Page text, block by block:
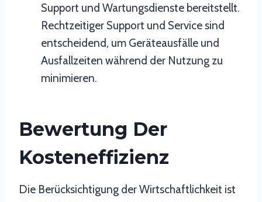
Support und Wartungsdienste bereitstellt.
Rechtzeitiger Support und Service sind
entscheidend, um Geräteausfälle und
Ausfallzeiten während der Nutzung zu
minimieren.
Bewertung Der
Kosteneffizienz
Die Berücksichtigung der Wirtschaftlichkeit ist